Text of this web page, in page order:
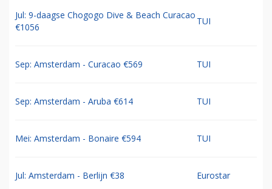
Jul: 9-daagse Chogogo Dive & Beach Curacao
€1056
TUI
Sep: Amsterdam - Curacao €569 TUI
Sep: Amsterdam - Aruba €614 TUI
Mei: Amsterdam - Bonaire €594 TUI
Jul: Amsterdam - Berlijn €38 Eurostar